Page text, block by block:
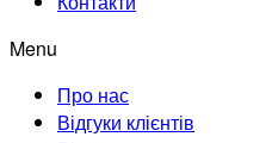
Menu
Про нас
Відгуки клієнтів